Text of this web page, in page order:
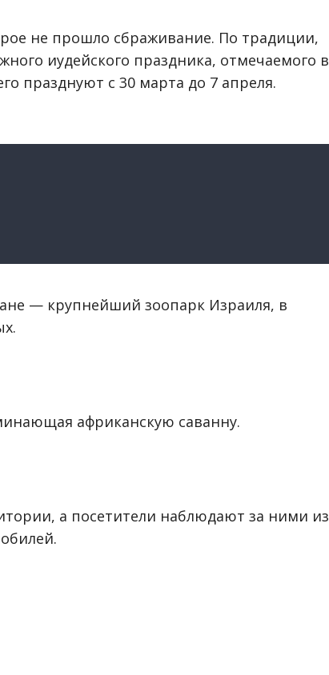
не прошло сбраживание. По традиции,
иудейского праздника, отмечаемого в
празднуют с 30 марта до 7 апреля.
— крупнейший зоопарк Израиля, в
африканскую саванну.
а посетители наблюдают за ними из